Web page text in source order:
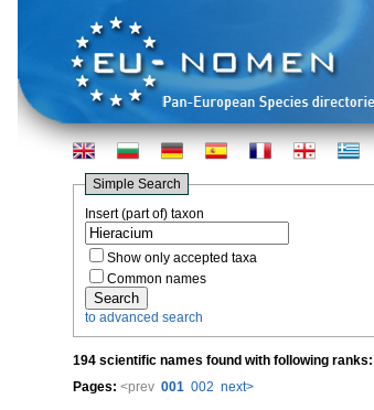
Simple Search
Insert (part of) taxon
Show only accepted taxa
Common names
to advanced search
194 scientific names found with following ranks:
Pages: <prev 001 002 next>